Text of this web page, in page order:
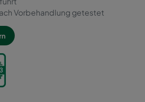
Vorbehandlung getestet